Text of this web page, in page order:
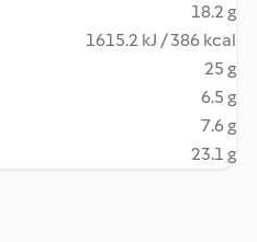
18.2 g
1615.2 kJ / 386 kcal
25 g
6.5 g
7.6 g
23.1 g